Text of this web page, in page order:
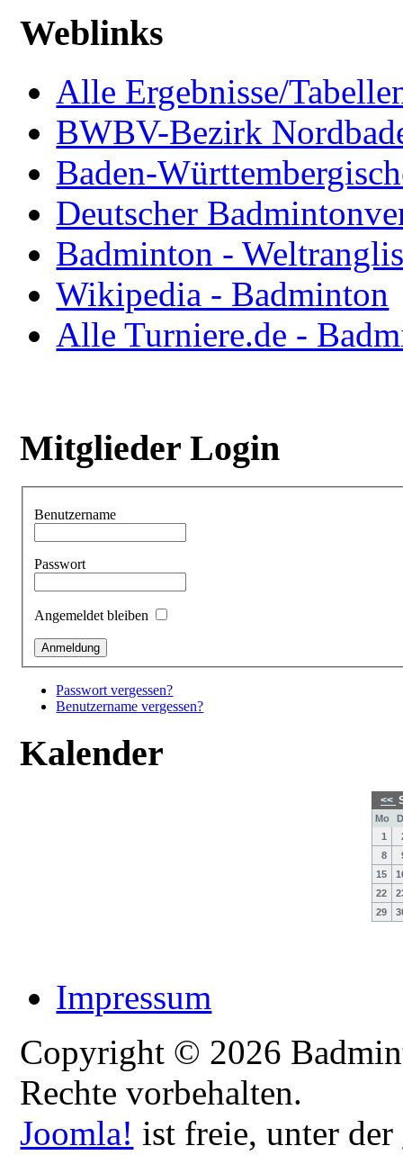
Weblinks
Alle Ergebnisse/
BWBV-Bezirk
Baden-
Deutscher
Badminton -
Wikipedia - Badminton
Alle Turniere.de -
Mitglieder Login
Benutzername
Passwort
Angemeldet bleiben
Passwort vergessen?
Benutzername vergessen?
Kalender
<<
Mo
1
8
15
22
29
Impressum
Copyright © 2026
Rechte vorbehalten.
Joomla! ist freie, unter der